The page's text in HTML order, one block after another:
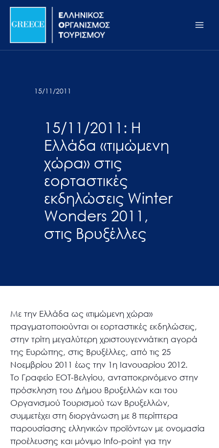
Σημείωση:
ιστότοπος
προσβασιμότητας.
Μετάβαση
περιεχόμενο
15/11/2011
15/11/2011: Η
Ελλάδα «τιμώμενη
χώρα» στις
εορταστικές
εκδηλώσεις Winter
Wonders 2011,
στις Βρυξέλλες
Με την Ελλάδα ως «τιμώμενη χώρα»
πραγματοποιούνται οι εορταστικές εκδηλώσεις,
στην τρίτη μεγαλύτερη χριστουγεννιάτικη αγορά
της Ευρώπης, στις Βρυξέλλες, από τις 25
Νοεμβρίου 2011 έως την 1η Ιανουαρίου 2012.
Το Γραφείο ΕΟΤ-Βελγίου, ανταποκρινόμενο στην
πρόσκληση του Δήμου Βρυξελλών και του
Οργανισμού Τουρισμού των Βρυξελλών,
συμμετέχει στη διοργάνωση με 8 περίπτερα
παρουσίασης ελληνικών προϊόντων με ονομασία
προέλευσης και μόνιμο Info-point για την